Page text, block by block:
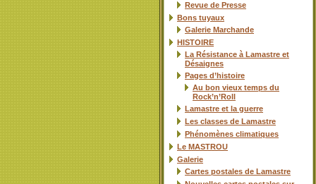
Revue de Presse
Bons tuyaux
Galerie Marchande
HISTOIRE
La Résistance à Lamastre et
Désaignes
Pages d’histoire
Au bon vieux temps du
Rock’n’Roll
Lamastre et la guerre
Les classes de Lamastre
Phénomènes climatiques
Le MASTROU
Galerie
Cartes postales de Lamastre